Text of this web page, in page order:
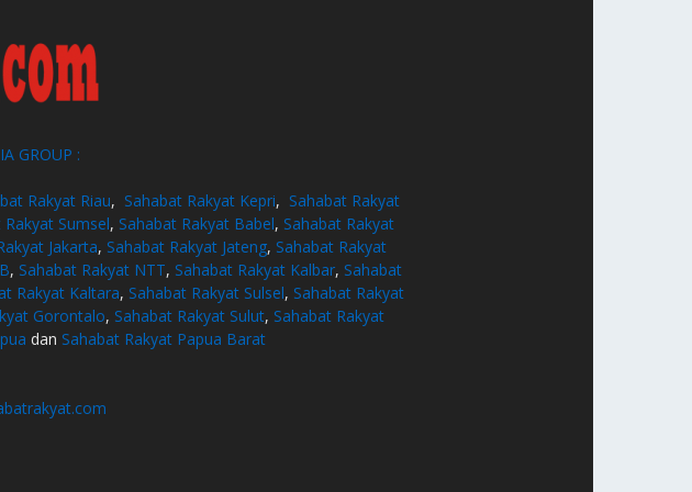
GROUP :
Rakyat Riau, Sahabat Rakyat Kepri, Sahabat Rakyat
Rakyat Sumsel, Sahabat Rakyat Babel, Sahabat Rakyat
Jakarta, Sahabat Rakyat Jateng, Sahabat Rakyat
, Sahabat Rakyat NTT, Sahabat Rakyat Kalbar, Sahabat
Rakyat Kaltara, Sahabat Rakyat Sulsel, Sahabat Rakyat
Gorontalo, Sahabat Rakyat Sulut, Sahabat Rakyat
dan Sahabat Rakyat Papua Barat